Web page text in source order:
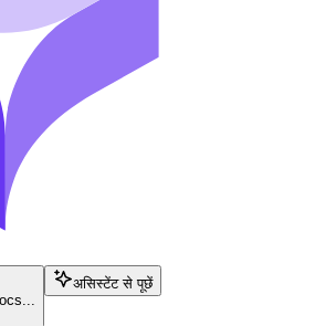
असिस्टेंट से पूछें